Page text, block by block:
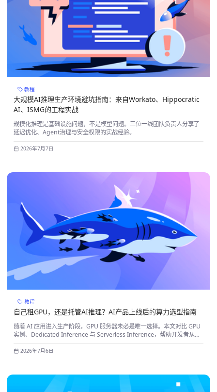
教程
大规模AI推理生产环境避坑指南：来自Workato、Hippocratic
AI、ISMG的工程实战
规模化推理是基础设施问题，不是模型问题。三位一线团队负责人分享了
延迟优化、Agent治理与安全权限的实战经验。
2026年7月7日
教程
自己租GPU，还是托管AI推理？AI产品上线后的算力选型指南
随着 AI 应用进入生产阶段，GPU 服务器未必是唯一选择。本文对比 GPU
实例、Dedicated Inference 与 Serverless Inference，帮助开发者从运
维、性能、成本等维度选择更适合的 AI 推理方案。
2026年7月6日